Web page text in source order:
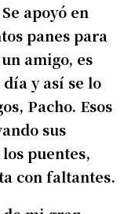
apoyó en
panes para
amigo, es
y así se lo
Pacho. Esos
sus
puentes,
con faltantes.